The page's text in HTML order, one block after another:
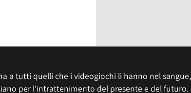
a tutti quelli che i videogiochi li hanno nel
per l'intrattenimento del presente e del futuro.